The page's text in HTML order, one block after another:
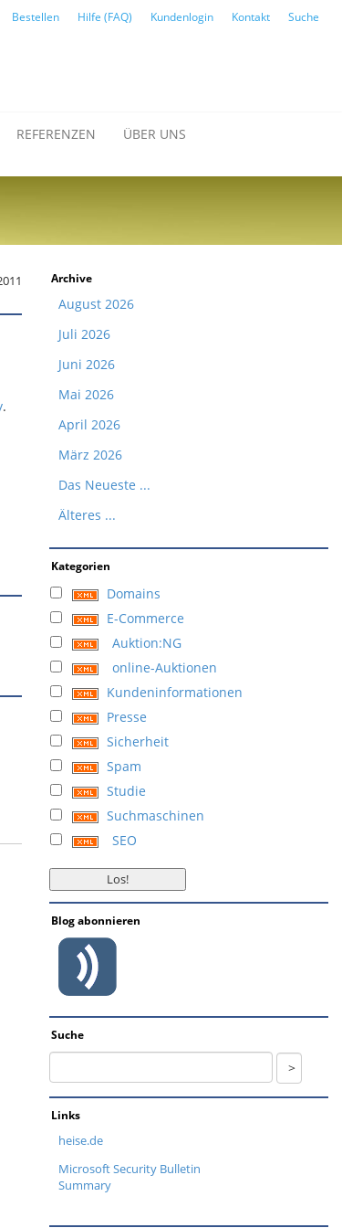
Bestellen Hilfe (FAQ) Kundenlogin Kontakt Suche
REFERENZEN ÜBER UNS
.
Archive
August 2026
Juli 2026
Juni 2026
Mai 2026
April 2026
März 2026
Das Neueste ...
Älteres ...
Kategorien
Domains
E-Commerce
Auktion:NG
online-Auktionen
Kundeninformationen
Presse
Sicherheit
Spam
Studie
Suchmaschinen
SEO
Blog abonnieren
Suche
Links
heise.de
Microsoft Security Bulletin
Summary